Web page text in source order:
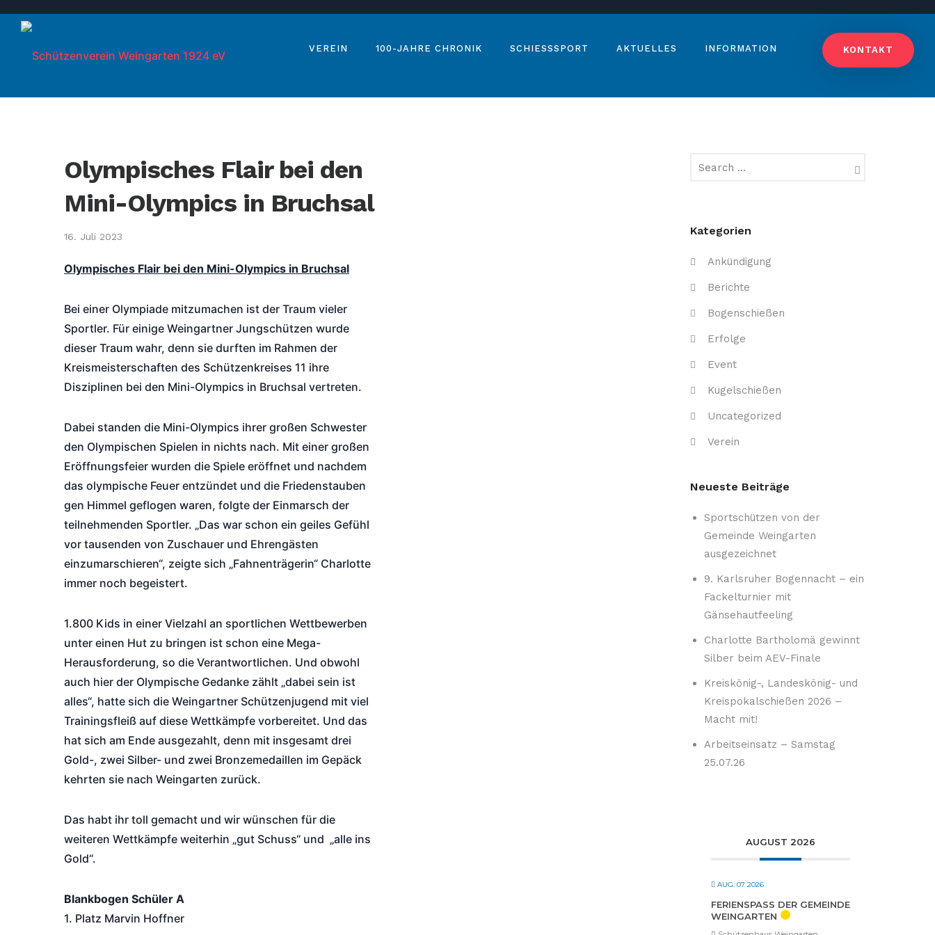
KONTAKT
VEREIN 100-JAHRE CHRONIK SCHIESSSPORT AKTUELLES INFORMATION
Olympisches Flair bei den
Mini-Olympics in Bruchsal
16. Juli 2023
Olympisches Flair bei den Mini-Olympics in Bruchsal
Bei einer Olympiade mitzumachen ist der Traum vieler
Sportler. Für einige Weingartner Jungschützen wurde
dieser Traum wahr, denn sie durften im Rahmen der
Kreismeisterschaften des Schützenkreises 11 ihre
Disziplinen bei den Mini-Olympics in Bruchsal vertreten.
Dabei standen die Mini-Olympics ihrer großen Schwester
den Olympischen Spielen in nichts nach. Mit einer großen
Eröffnungsfeier wurden die Spiele eröffnet und nachdem
das olympische Feuer entzündet und die Friedenstauben
gen Himmel geflogen waren, folgte der Einmarsch der
teilnehmenden Sportler. „Das war schon ein geiles Gefühl
vor tausenden von Zuschauer und Ehrengästen
einzumarschieren“, zeigte sich „Fahnenträgerin“ Charlotte
immer noch begeistert.
1.800 Kids in einer Vielzahl an sportlichen Wettbewerben
unter einen Hut zu bringen ist schon eine Mega-
Herausforderung, so die Verantwortlichen. Und obwohl
auch hier der Olympische Gedanke zählt „dabei sein ist
alles“, hatte sich die Weingartner Schützenjugend mit viel
Trainingsfleiß auf diese Wettkämpfe vorbereitet. Und das
hat sich am Ende ausgezahlt, denn mit insgesamt drei
Gold-, zwei Silber- und zwei Bronzemedaillen im Gepäck
kehrten sie nach Weingarten zurück.
Das habt ihr toll gemacht und wir wünschen für die
weiteren Wettkämpfe weiterhin „gut Schuss“ und „alle ins
Gold“.
Blankbogen Schüler A
1. Platz Marvin Hoffner
Kategorien
Ankündigung
Berichte
Bogenschießen
Erfolge
Event
Kugelschießen
Uncategorized
Verein
Neueste Beiträge
Sportschützen von der
Gemeinde Weingarten
ausgezeichnet
9. Karlsruher Bogennacht – ein
Fackelturnier mit
Gänsehautfeeling
Charlotte Bartholomä gewinnt
Silber beim AEV-Finale
Kreiskönig-, Landeskönig- und
Kreispokalschießen 2026 –
Macht mit!
Arbeitseinsatz – Samstag
25.07.26
AUGUST 2026
AUG. 07 2026
FERIENSPASS DER GEMEINDE W
EINGARTEN